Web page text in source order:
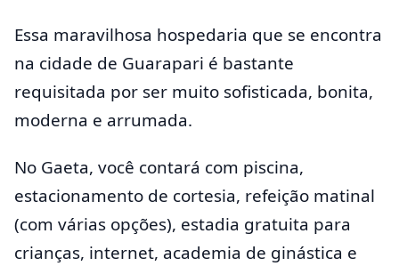
Essa maravilhosa hospedaria que se encontra
na cidade de Guarapari é bastante
requisitada por ser muito sofisticada, bonita,
moderna e arrumada.
No Gaeta, você contará com piscina,
estacionamento de cortesia, refeição matinal
(com várias opções), estadia gratuita para
crianças, internet, academia de ginástica e